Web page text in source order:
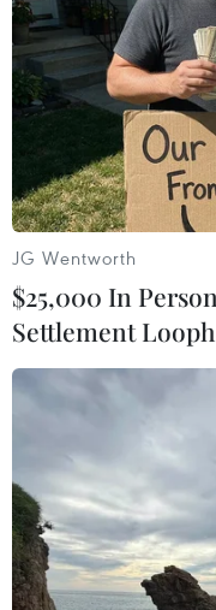
TIN LIÊN QUAN
Thượng viện
tra vụ bê bối
20/05/2025 05:38
JG Wentworth
$25,000 In
Settlement